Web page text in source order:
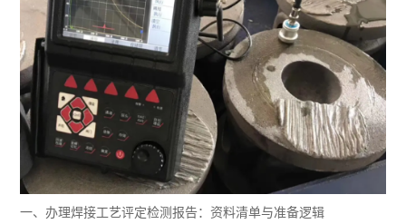
一、办理焊接工艺评定检测报告：资料清单与准备逻辑